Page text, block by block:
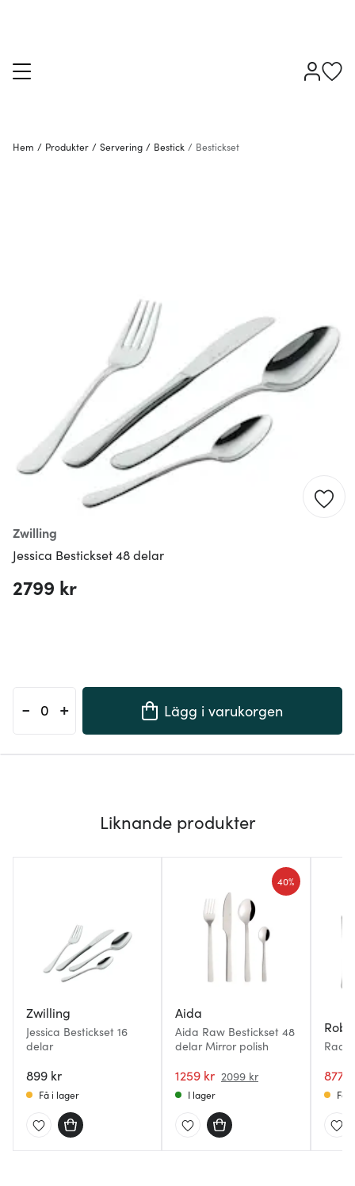
Hem / Produkter / Servering / Bestick / Bestickset
Zwilling
Jessica Bestickset 48 delar
2799 kr
- + Lägg i varukorgen
Liknande produkter
Zwilling
Jessica Bestickset 16
delar
899 kr
Få i lager
Aida
Aida Raw Bestickset 48
delar Mirror polish
1259 kr 2099 kr
40%
I lager
877
Få